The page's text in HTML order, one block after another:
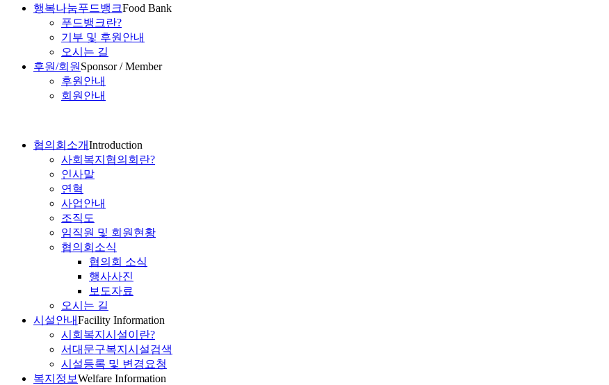
행복나눔푸드뱅크Food Bank
푸드뱅크란?
기부 및 후원안내
오시는 길
후원/회원 Sponsor / Member
후원안내
회원안내
협의회소개Introduction
사회복지협의회란?
인사말
연혁
사업안내
조직도
임직원 및 회원현황
협의회소식
협의회 소식
행사사진
보도자료
오시는 길
시설안내Facility Information
시회복지시설이란?
서대문구복지시설검색
시설등록 및 변경요청
복지정보Welfare Information